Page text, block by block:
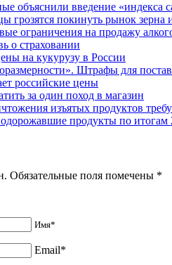
объяснили введение «индекса
грозятся покинуть рынок зерна
ограничения на продажу
о страховании
на кукурузу в России
Штрафы для
российские цены
за один поход в магазин
изъятых продуктов
продукты по итогам
Обязательные поля помечены *
Имя*
Email*